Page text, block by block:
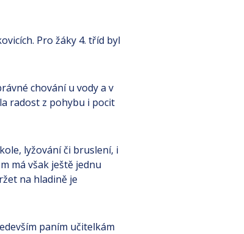
Pro žáky 4. tříd byl
chování u vody a v
radost z pohybu i pocit
lyžování či bruslení, i
má však ještě jednu
na hladině je
paním učitelkám